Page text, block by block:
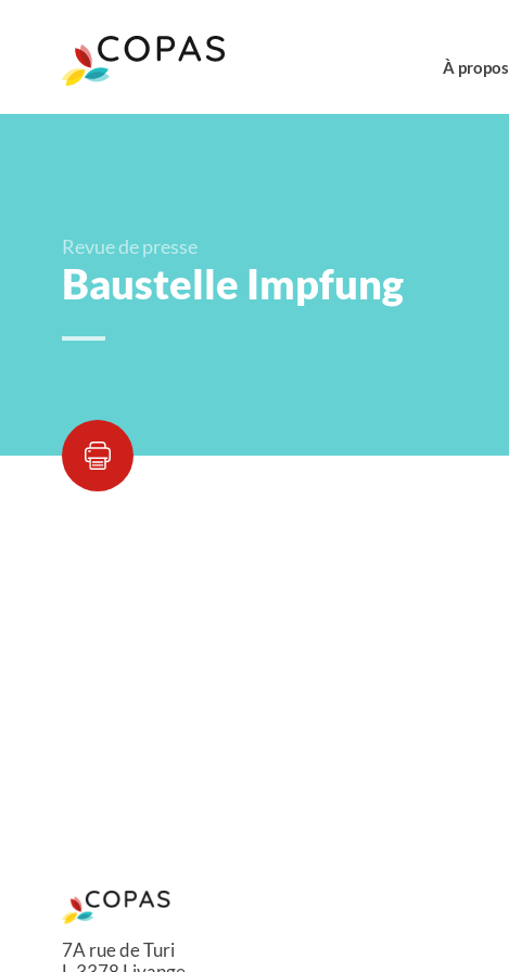
À propos
Revue de presse
Baustelle Impfung
7A rue de Turi